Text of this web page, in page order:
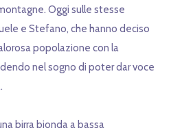
Oggi sulle stesse
e Stefano, che hanno deciso
popolazione con la
nel sogno di poter dar voce
birra bionda a bassa